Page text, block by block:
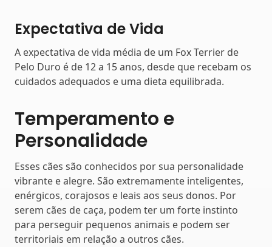
Expectativa de Vida
A expectativa de vida média de um Fox Terrier de
Pelo Duro é de 12 a 15 anos, desde que recebam os
cuidados adequados e uma dieta equilibrada.
Temperamento e
Personalidade
Esses cães são conhecidos por sua personalidade
vibrante e alegre. São extremamente inteligentes,
enérgicos, corajosos e leais aos seus donos. Por
serem cães de caça, podem ter um forte instinto
para perseguir pequenos animais e podem ser
territoriais em relação a outros cães.